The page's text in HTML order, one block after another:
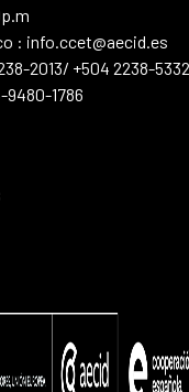
: info.ccet@aecid.es
2013/ +504 2238-5332
1786